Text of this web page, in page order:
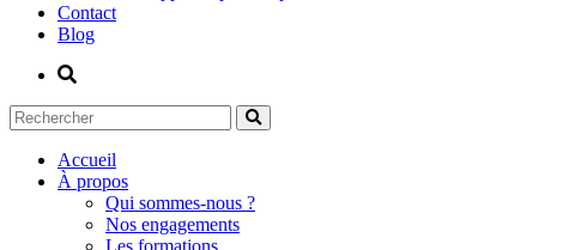
Contact
Blog
Accueil
À propos
Qui sommes-nous ?
Nos engagements
Les formations